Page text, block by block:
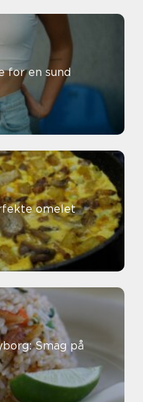
for en sund
omelet
Smag på